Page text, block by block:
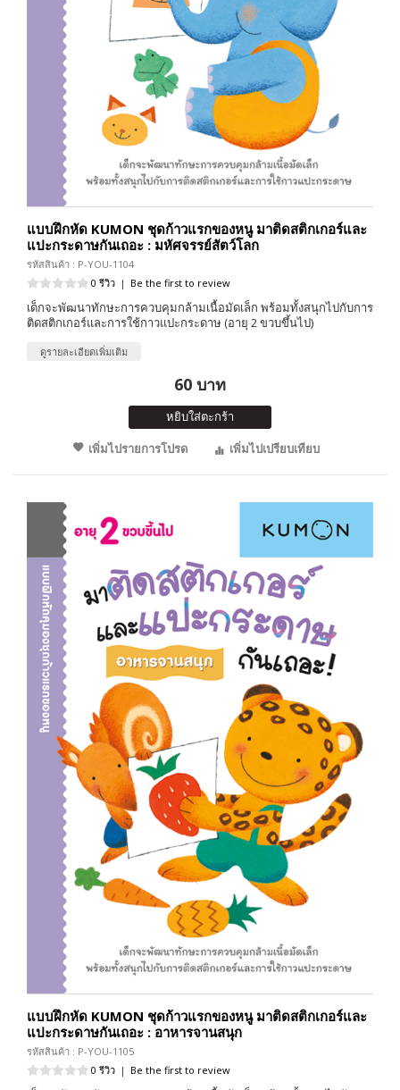
แบบฝึกหัด KUMON ชุดก้าวแรกของหนู มาติดสติกเกอร์และ
แปะกระดาษกันเถอะ : มหัศจรรย์สัตว์โลก
รหัสสินค้า : P-YOU-1104
0 รีวิว | Be the first to review
เด็กจะพัฒนาทักษะการควบคุมกล้ามเนื้อมัดเล็ก พร้อมทั้งสนุกไปกับการ
ติดสติกเกอร์และการใช้กาวแปะกระดาษ (อายุ 2 ขวบขึ้นไป)
ดูรายละเอียดเพิ่มเติม
60 บาท
หยิบใส่ตะกร้า
เพิ่มไปรายการโปรด
เพิ่มไปเปรียบเทียบ
แบบฝึกหัด KUMON ชุดก้าวแรกของหนู มาติดสติกเกอร์และ
แปะกระดาษกันเถอะ : อาหารจานสนุก
รหัสสินค้า : P-YOU-1105
0 รีวิว | Be the first to review